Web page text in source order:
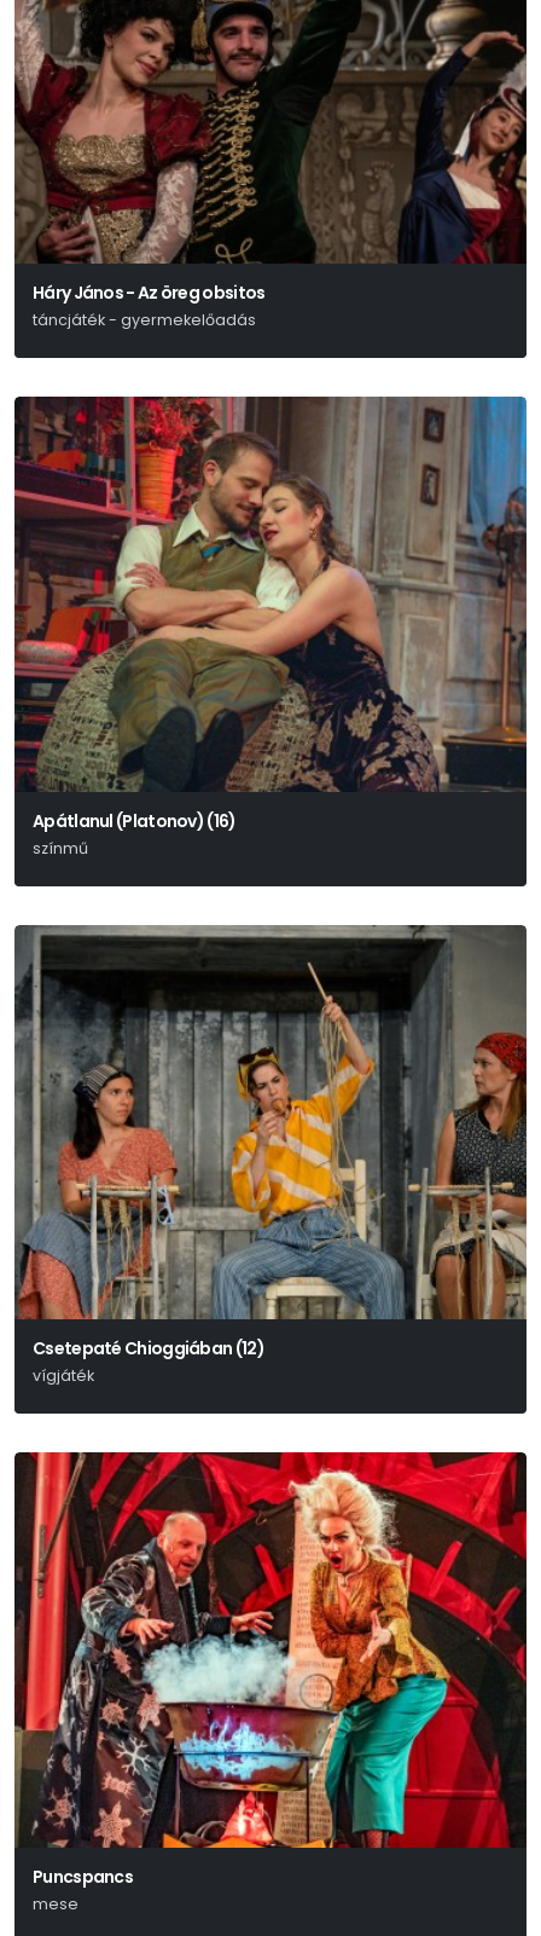
Háry János - Az öreg obsitos
táncjáték - gyermekelőadás
Apátlanul (Platonov) (16)
színmű
Csetepaté Chioggiában (12)
vígjáték
Puncspancs
mese